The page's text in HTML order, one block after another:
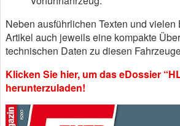
Neben ausführlichen Texten und
Artikel auch jeweils eine kompakte
technischen Daten zu diesen
Klicken Sie hier, um das eDossier
herunterzuladen!